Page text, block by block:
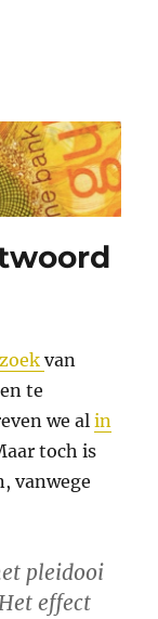
van
te
we alin
toch is
vanwege
pleidooi
effect